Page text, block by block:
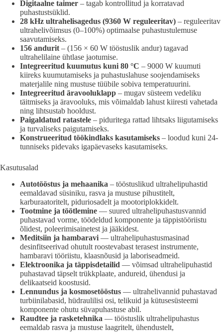
Digitaalne taimer – tagab kontrollitud ja korratavad
puhastustsüklid.
28 kHz ultrahelisagedus (9360 W reguleeritav) – reguleeritav
ultrahelivõimsus (0–100%) optimaalse puhastustulemuse
saavutamiseks.
156 andurit – (156 × 60 W tööstuslik andur) tagavad
ultrahelilaine ühtlase jaotumise.
Integreeritud kuumutus kuni 80 °C – 9000 W kuumuti
kiireks kuumutamiseks ja puhastuslahuse soojendamiseks
materjalile ning mustuse tüübile sobiva temperatuurini.
Integreeritud äravooluklapp – mugav süsteem vedeliku
täitmiseks ja äravooluks, mis võimaldab lahust kiiresti vahetada
ning lihtsustab hooldust.
Paigaldatud ratastele – piduritega rattad lihtsaks liigutamiseks
ja turvaliseks paigutamiseks.
Konstrueeritud töökindlaks kasutamiseks – loodud kuni 24-
tunniseks pidevaks igapäevaseks kasutamiseks.
Kasutusalad
Autotööstus ja mehaanika – tööstuslikud ultrahelipuhastid
eemaldavad süsiniku, rasva ja mustuse pihustitelt,
karburaatoritelt, piduriosadelt ja mootoriplokkidelt.
Tootmine ja töötlemine — suured ultrahelipuhastusvannid
puhastavad vorme, töödeldud komponente ja täppistööriistu
õlidest, poleerimisainetest ja jääkidest.
Meditsiin ja hambaravi — ultrahelipuhastusmasinad
desinfitseerivad ohutult roostevabast terasest instrumente,
hambaravi tööriistu, klaasnõusid ja laboriseadmeid.
Elektroonika ja täppisdetailid — võimsad ultrahelipuhastid
puhastavad täpselt trükkplaate, andureid, ühendusi ja
delikaatseid koostusid.
Lennundus ja kosmosetööstus — ultrahelivannid puhastavad
turbiinilabasid, hüdraulilisi osi, telikuid ja kütusesüsteemi
komponente ohutu süvapuhastuse abil.
Raudtee ja rasketehnika — tööstuslik ultrahelipuhastus
eemaldab rasva ja mustuse laagritelt, ühendustelt,